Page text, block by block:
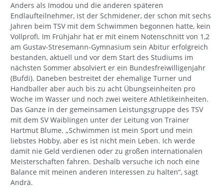
Anders als Imodou und die anderen späteren
Endlaufteilnehmer, ist der Schmidener, der schon mit sechs
Jahren beim TSV mit dem Schwimmen begonnen hatte, kein
Vollprofi. Im Frühjahr hat er mit einem Notenschnitt von 1,2
am Gustav-Stresemann-Gymnasium sein Abitur erfolgreich
bestanden, aktuell und vor dem Start des Studiums im
nächsten Sommer absolviert er ein Bundesfreiwilligenjahr
(Bufdi). Daneben bestreitet der ehemalige Turner und
Handballer aber auch bis zu acht Übungseinheiten pro
Woche im Wasser und noch zwei weitere Athletikeinheiten.
Das Ganze in der gemeinsamen Leistungsgruppe des TSV
mit dem SV Waiblingen unter der Leitung von Trainer
Hartmut Blume. „Schwimmen ist mein Sport und mein
liebstes Hobby, aber es ist nicht mein Leben. Ich werde
damit nie Geld verdienen oder zu großen internationalen
Meisterschaften fahren. Deshalb versuche ich noch eine
Balance mit meinen anderen Interessen zu halten“, sagt
Andrä.